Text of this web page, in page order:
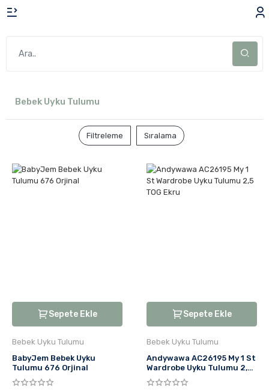
Bebek Uyku Tulumu
Filtreleme Sıralama
Sepete Ekle
Bebek Uyku Tulumu
BabyJem Bebek Uyku
Tulumu 676 Orjinal
Sepete Ekle
Bebek Uyku Tulumu
Andywawa AC26195 My 1 St
Wardrobe Uyku Tulumu 2,5
TOG Ekru